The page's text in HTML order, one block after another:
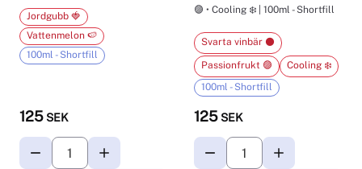
125 SEK
Jordgubb 🍓
Vattenmelon 🍉
100ml - Shortfill
🟣 • Cooling ❄️ | 100ml - Shortfill
125 SEK
Svarta vinbär ⚫
Passionfrukt 🟣
Cooling ❄️
100ml - Shortfill